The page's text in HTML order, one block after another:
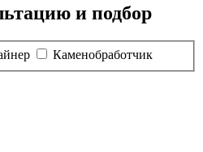
и подбор
Каменобработчик